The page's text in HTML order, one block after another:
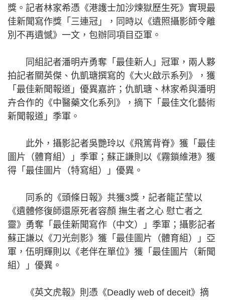
獎。記者林家希憑《港護士加沙煉獄歷生死》實現最
佳新聞寫作獎「三連冠」，同時以《遺照攝影師令離
別不再遺憾》一文，包辦同項目亞軍。
同組記者潘明卉勇奪「最佳新人」冠軍，兩人夥
拍記者關英傑、仇凱瑭撰寫的《大火啟示系列》，獲
「最佳新聞報道」優異嘉許；仇凱瑭、林家希與潘明
卉合作的《中醫藥文化系列》，摘下「最佳文化藝術
新聞報道」季軍。
此外，攝影記者吳艷玲以《飛篤背脊》獲「最佳
圖片（體育組）」季軍；蘇正謙則以《霧鎖維港》獲
得「最佳圖片（特寫組）」優異。
同系的《頭條日報》共獲3獎，記者龍芷莹以
《遺體修復師還原死者容顏 撫生者之心 慰亡者之
靈》勇奪「最佳新聞寫作（中文）」季軍；攝影記者
蘇正謙以《刀光劍影》獲「最佳圖片（體育組）」亞
軍，伍明輝則以《老伴在單位》獲「最佳圖片（新聞
組）」優異。
《英文虎報》則憑《Deadly web of deceit》摘